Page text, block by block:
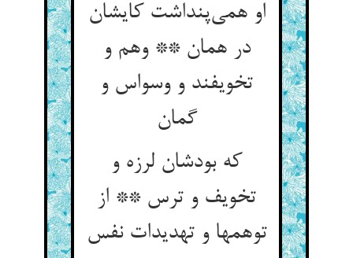
او همی‌پنداشت کایشان
در همان ** وهم و
تخویفند و وسواس و
گمان
که بودشان لرزه و
تخویف و ترس ** از
توهمها و تهدیدات نفس